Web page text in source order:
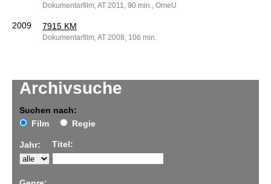
Archivsuche
Suchen nach:
Film
Regie
Jahr: Titel:
Dokumentarfilm, AT 2011, 90 min., OmeU
2009 7915 KM
Dokumentarfilm, AT 2008, 106 min.